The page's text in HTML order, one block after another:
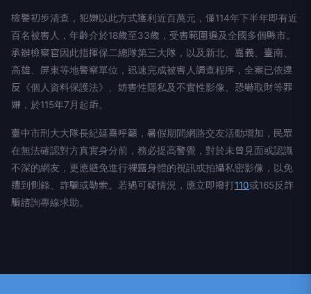
檢警初步清查，犯嫌以此方式獲利近百萬元，僅114年下半年即有近
百名被害人，年齡介於18歲至33歲，受害範圍遍及全國多個縣市。
承辦檢察官因此指揮保二總隊第三大隊，以及新北、嘉義、臺南、
高雄、屏東等地警察單位，迅速完成被害人調查程序，全案已依違
反《個人資料保護法》、妨害性隱私及不實性影像、恐嚇取財等罪
嫌，於115年7月起訴。
臺中市刑大大隊長紀延熹呼籲，暑假期間網路交友活動增加，民眾
在無法確認對方真實身分前，務必提高警覺，對於未曾見面或認識
不深的網友，更應避免進行裸露身體的視訊或拍攝私密影像，以免
遭到側錄、詐騙或勒索。若遇可疑情況，應立即撥打110或165反詐
騙諮詢專線求助。